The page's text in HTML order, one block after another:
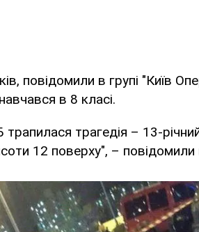
повідомили в групі "Київ
в 8 класі.
трагедія – 13-
12 поверху", – повідомили